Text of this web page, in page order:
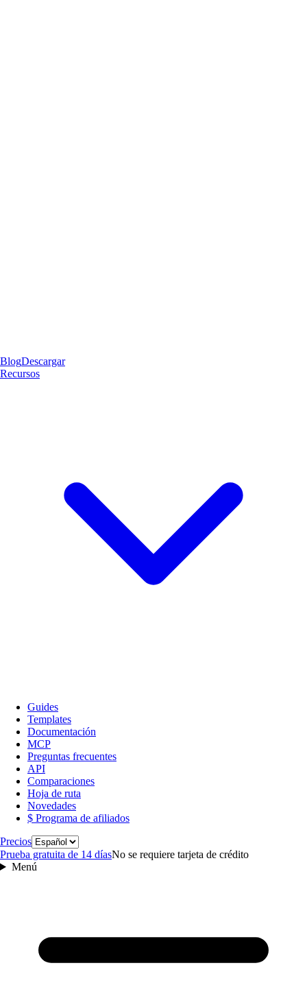
BlogDescargar
Recursos
Guides
Templates
Documentación
MCP
Preguntas frecuentes
API
Comparaciones
Hoja de ruta
Novedades
$ Programa de afiliados
PreciosIdioma
Prueba gratuita de 14 díasNo se requiere tarjeta de crédito
Menú